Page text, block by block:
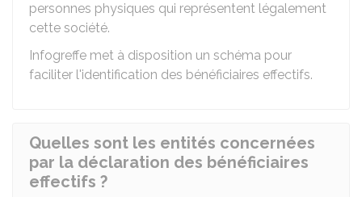
personnes physiques qui représentent légalement
cette société.
Infogreffe met à disposition un schéma pour
faciliter l'identification des bénéficiaires effectifs.
Quelles sont les entités concernées
par la déclaration des bénéficiaires
effectifs ?